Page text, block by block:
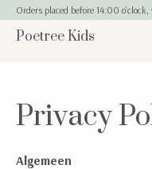
Orders placed before 14:00
Poetree Kids
Privacy
Algemeen